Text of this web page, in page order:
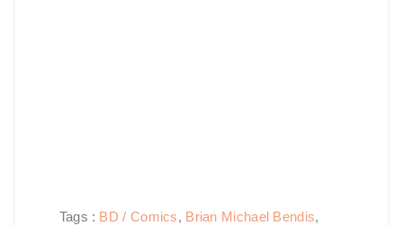
Tags : BD / Comics, Brian Michael Bendis,